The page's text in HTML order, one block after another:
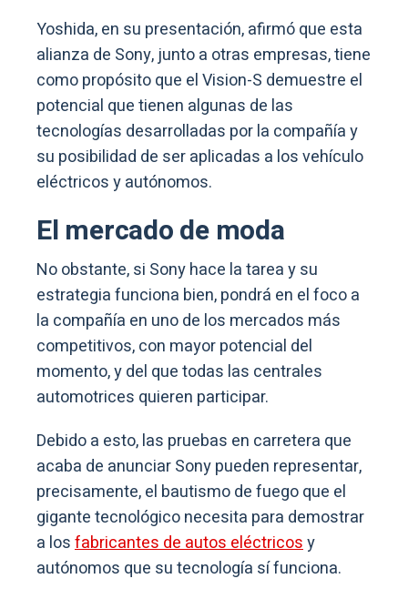
Yoshida, en su presentación, afirmó que esta
alianza de Sony, junto a otras empresas, tiene
como propósito que el Vision-S demuestre el
potencial que tienen algunas de las
tecnologías desarrolladas por la compañía y
su posibilidad de ser aplicadas a los vehículo
eléctricos y autónomos.
El mercado de moda
No obstante, si Sony hace la tarea y su
estrategia funciona bien, pondrá en el foco a
la compañía en uno de los mercados más
competitivos, con mayor potencial del
momento, y del que todas las centrales
automotrices quieren participar.
Debido a esto, las pruebas en carretera que
acaba de anunciar Sony pueden representar,
precisamente, el bautismo de fuego que el
gigante tecnológico necesita para demostrar
a losfabricantes de autos eléctricosy
autónomos que su tecnología sí funciona.